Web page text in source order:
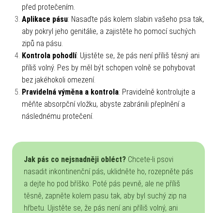
před protečením.
Aplikace pásu: Nasaďte pás kolem slabin vašeho psa tak,
aby pokryl jeho genitálie, a zajistěte ho pomocí suchých
zipů na pásu.
Kontrola pohodlí: Ujistěte se, že pás není příliš těsný ani
příliš volný. Pes by měl být schopen volně se pohybovat
bez jakéhokoli omezení.
Pravidelná výměna a kontrola: Pravidelně kontrolujte a
měňte absorpční vložku, abyste zabránili přeplnění a
následnému protečení.
Jak pás co nejsnadněji obléct? Chcete-li psovi
nasadit inkontinenční pás, uklidněte ho, rozepněte pás
a dejte ho pod bříško. Poté pás pevně, ale ne příliš
těsně, zapněte kolem pasu tak, aby byl suchý zip na
hřbetu. Ujistěte se, že pás není ani příliš volný, ani